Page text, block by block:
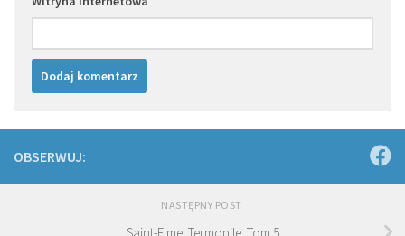
OBSERWUJ:
NASTĘPNY POST
Saint-Elme. Termopile. Tom 5